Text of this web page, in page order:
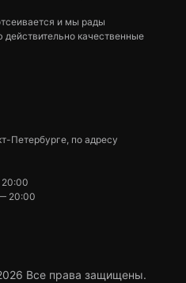
и мы рады
качественные
Петербурге, по адресу
20:00
20:00
Все права защищены.